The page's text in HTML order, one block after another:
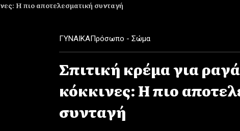
Η πιο αποτελεσματική συνταγή
ΓΥΝΑΙΚΑΠρόσωπο - Σώμα
Σπιτική κρέμα για
κόκκινες: Η πιο
συνταγή